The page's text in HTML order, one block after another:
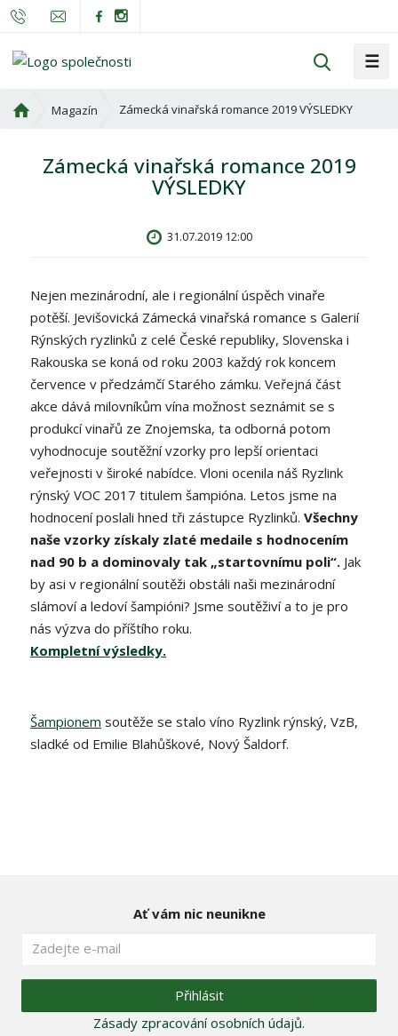
h
d
☰
v
n
a
Magazín Zámecká vinařská romance 2019 VÝSLEDKY
Zámecká vinařská romance 2019
VÝSLEDKY
31.07.2019 12:00
Nejen mezinárodní, ale i regionální úspěch vinaře
potěší. Jevišovická Zámecká vinařská romance s Galerií
Rýnských ryzlinků z celé České republiky, Slovenska i
Rakouska se koná od roku 2003 každý rok koncem
července v předzámčí Starého zámku. Veřejná část
akce dává milovníkům vína možnost seznámit se s
produkcí vinařů ze Znojemska, ta odborná potom
vyhodnocuje soutěžní vzorky pro lepší orientaci
veřejnosti v široké nabídce. Vloni ocenila náš Ryzlink
rýnský VOC 2017 titulem šampióna. Letos jsme na
hodnocení poslali hned tři zástupce Ryzlinků. Všechny
naše vzorky získaly zlaté medaile s hodnocením
nad 90 b a dominovaly tak „startovnímu poli“. Jak
by asi v regionální soutěži obstáli naši mezinárodní
slámoví a ledoví šampióni? Jsme soutěživí a to je pro
nás výzva do příštího roku.
Kompletní výsledky.
Šampionem soutěže se stalo víno Ryzlink rýnský, VzB,
sladké od Emilie Blahůškové, Nový Šaldorf.
Ať vám nic neunikne
Přihlásit
Zásady zpracování osobních údajů.